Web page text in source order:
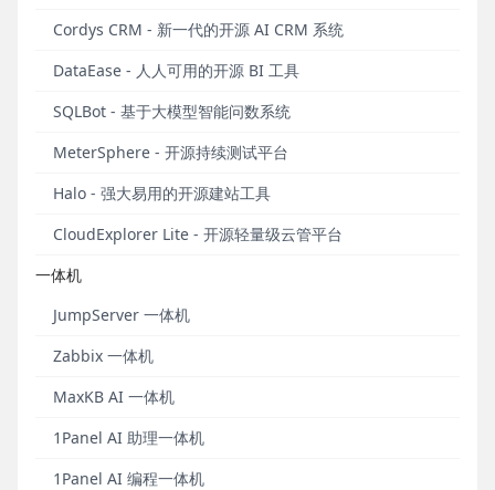
Cordys CRM - 新一代的开源 AI CRM 系统
DataEase - 人人可用的开源 BI 工具
SQLBot - 基于大模型智能问数系统
MeterSphere - 开源持续测试平台
Halo - 强大易用的开源建站工具
CloudExplorer Lite - 开源轻量级云管平台
一体机
JumpServer 一体机
Zabbix 一体机
MaxKB AI 一体机
1Panel AI 助理一体机
1Panel AI 编程一体机
2023年6月19日，JumpServer开源堡垒机正式发布
种资源选择策略，包括用户登录、命令过滤、资产登
录和连接方式；支持记录和审计上传/下载的文件内
资产授权规则控制文件的删除动作，并且支持将所有
用户一键加入用户组。
资产登录方面，新版本支持对用户登录IP和登录时段进
程应用方面，通过Chrome远程应用连接资产时，支持
隐藏地址栏信息，并且支持DBeaver远程应用通过网
名单列表，有效规避输入危险命令、错误命令等情
况。